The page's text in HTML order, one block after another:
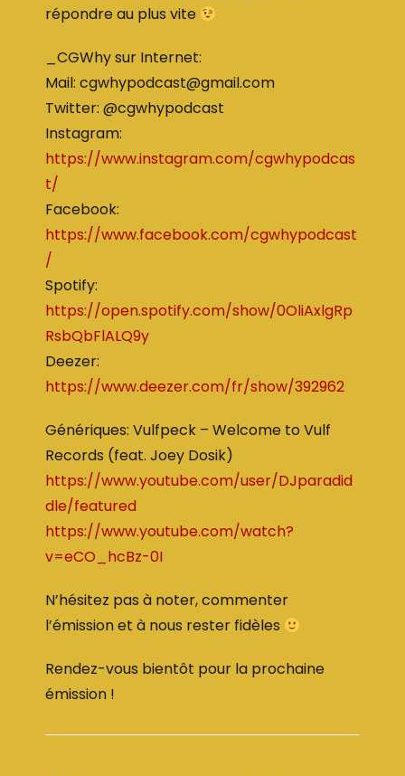
répondre au plus vite
_CGWhy sur Internet:
Mail: cgwhypodcast@gmail.com
Twitter: @cgwhypodcast
Instagram:
https://www.instagram.com/cgwhypodcas
t/
Facebook:
https://www.facebook.com/cgwhypodcast
/
Spotify:
https://open.spotify.com/show/0OliAxlgRp
RsbQbFlALQ9y
Deezer:
https://www.deezer.com/fr/show/392962
Génériques: Vulfpeck – Welcome to Vulf
Records (feat. Joey Dosik)
https://www.youtube.com/user/DJparadid
dle/featured
https://www.youtube.com/watch?
v=eCO_hcBz-0I
N’hésitez pas à noter, commenter
l’émission et à nous rester fidèles
Rendez-vous bientôt pour la prochaine
émission !